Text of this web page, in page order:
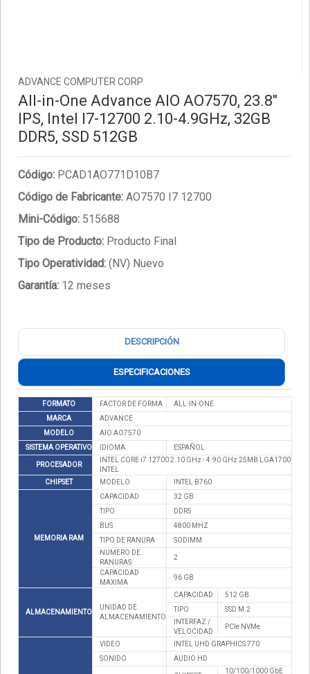
ADVANCE COMPUTER CORP
All-in-One Advance AIO AO7570, 23.8"
IPS, Intel I7-12700 2.10-4.9GHz, 32GB
DDR5, SSD 512GB
Código: PCAD1AO771D10B7
Código de Fabricante: AO7570 I7 12700
Mini-Código: 515688
Tipo de Producto: Producto Final
Tipo Operatividad: (NV) Nuevo
Garantía: 12 meses
DESCRIPCIÓN
ESPECIFICACIONES
FORMATO FACTOR DE FORMA
ALL-IN-ONE
MARCA
ADVANCE
MODELO
AIO AO7570
SISTEMA OPERATIVO
IDIOMA ESPAÑOL
PROCESADOR
INTEL CORE i7 12700 2.10 GHz - 4.90 GHz 25MB LGA1700
INTEL
CHIPSET
MODELO INTEL B760
MEMORIA RAM
CAPACIDAD
32 GB
TIPO
DDR5
BUS
4800 MHZ
TIPO DE RANURA
SODIMM
NUMERO DE
RANURAS
2
CAPACIDAD
MAXIMA
96 GB
ALMACENAMIENTO
UNIDAD DE
ALMACENAMIENTO
CAPACIDAD
512 GB
TIPO
SSD M.2
INTERFAZ /
VELOCIDAD
PCIe NVMe
VIDEO
INTEL UHD GRAPHICS 770
SONIDO
AUDIO HD
10/100/1000 GbE